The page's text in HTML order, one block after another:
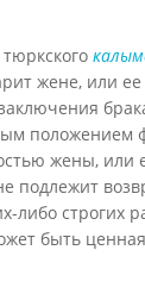
жене, или
положением
жены, или
подлежит
либо строгих
быть